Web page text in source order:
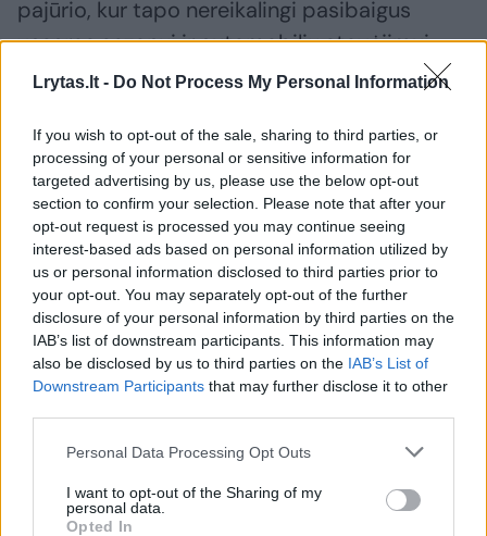
Lrytas.lt - Do Not Process My Personal Information
If you wish to opt-out of the sale, sharing to third parties, or
processing of your personal or sensitive information for
targeted advertising by us, please use the below opt-out
section to confirm your selection. Please note that after your
opt-out request is processed you may continue seeing
interest-based ads based on personal information utilized by
us or personal information disclosed to third parties prior to
your opt-out. You may separately opt-out of the further
disclosure of your personal information by third parties on the
IAB’s list of downstream participants. This information may
also be disclosed by us to third parties on the IAB’s List of
Downstream Participants that may further disclose it to other
Personal Data Processing Opt Outs
I want to opt-out of the Sharing of my
personal data.
Opted In
pajūrio, kur tapo nereikalingi pasibaigus
vasaros sezonui ir automobilių stovėjimui
tapus nemokamu.
Susiję straipsniai
Gruodį naujų automobilių
registravimas sumažėjo
daugiau nei perpus:
tautiečiai pradėjo pirkti
100